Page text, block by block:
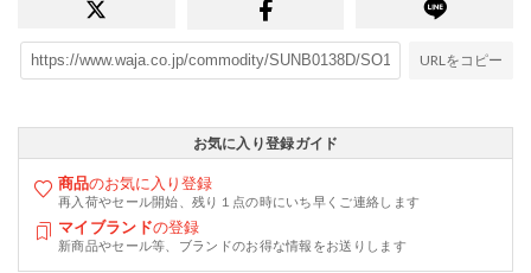
URLをコピー
お気に入り登録ガイド
商品のお気に入り登録
再入荷やセール開始、残り１点の時にいち早くご連絡します
マイブランドの登録
新商品やセール等、ブランドのお得な情報をお送りします